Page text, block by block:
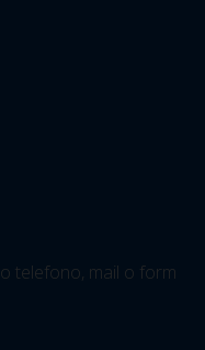
telefono, mail o form